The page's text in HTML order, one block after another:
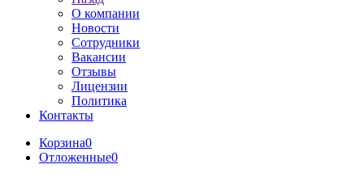
О компании
Новости
Сотрудники
Вакансии
Отзывы
Лицензии
Политика
Контакты
Корзина0
Отложенные0